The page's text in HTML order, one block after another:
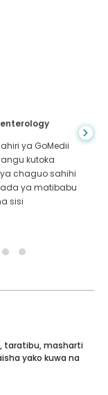
ya GoMedii
kutoka
chaguo sahihi
ya matibabu
sisi
taratibu, masharti
yako kuwa na